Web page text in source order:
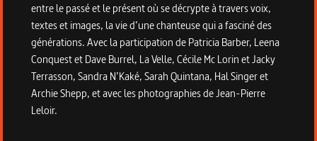
entre le passé et le présent où se décrypte à travers voix,
textes et images, la vie d’une chanteuse qui a fasciné des
générations. Avec la participation de Patricia Barber, Leena
Conquest et Dave Burrel, La Velle, Cécile Mc Lorin et Jacky
Terrasson, Sandra N’Kaké, Sarah Quintana, Hal Singer et
Archie Shepp, et avec les photographies de Jean-Pierre
Leloir.